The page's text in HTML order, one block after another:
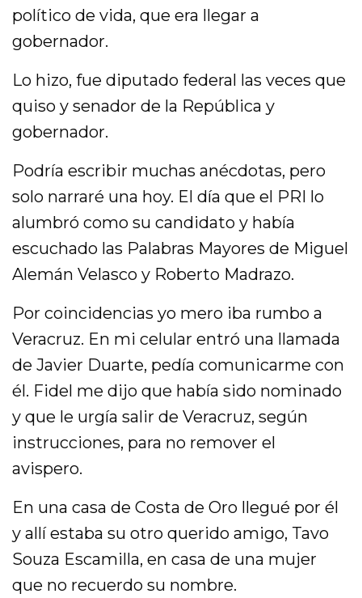
político de vida, que era llegar a
gobernador.
Lo hizo, fue diputado federal las veces que
quiso y senador de la República y
gobernador.
Podría escribir muchas anécdotas, pero
solo narraré una hoy. El día que el PRI lo
alumbró como su candidato y había
escuchado las Palabras Mayores de Miguel
Alemán Velasco y Roberto Madrazo.
Por coincidencias yo mero iba rumbo a
Veracruz. En mi celular entró una llamada
de Javier Duarte, pedía comunicarme con
él. Fidel me dijo que había sido nominado
y que le urgía salir de Veracruz, según
instrucciones, para no remover el
avispero.
En una casa de Costa de Oro llegué por él
y allí estaba su otro querido amigo, Tavo
Souza Escamilla, en casa de una mujer
que no recuerdo su nombre.